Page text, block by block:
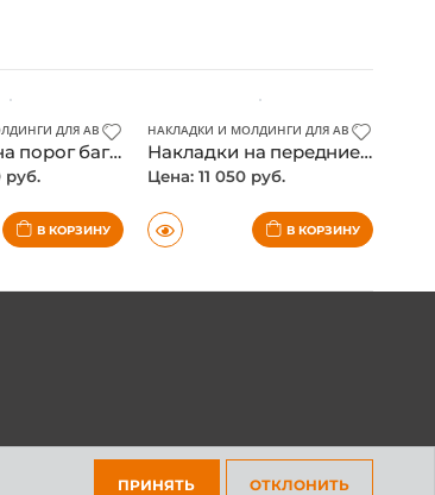
ПРИНЯТЬ ОТКЛОНИТЬ
АВТОМОБИЛЯ
ДЛЯ АВТО
Накладка на порог багажника Toyota Fortuner 2017-, нержавейка
руб.
В КОРЗИНУ
НАКЛАДКИ И МОЛДИНГИ ДЛЯ АВТО,ОПТИКА И
Накладки на передние фары Toyota Fortuner 2017-, хром
Цена: 11 050 руб.
В КОРЗИНУ